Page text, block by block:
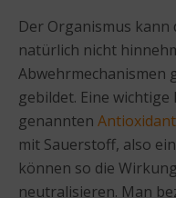
Der Organismus
natürlich nicht
Abwehrmechanismen
gebildet. Eine wichtige
genannten
mit Sauerstoff, also
können so die
neutralisieren. Man